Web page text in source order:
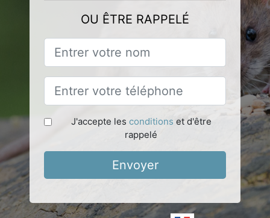
OU ÊTRE RAPPELÉ
J'accepte les conditions et d'être
rappelé
Envoyer